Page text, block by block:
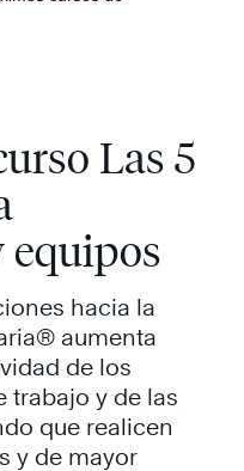
Las 5
equipos
hacia la
aumenta
de los
trabajo y de las
que realicen
y de mayor